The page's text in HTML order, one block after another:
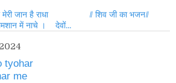
है राधा // शिव जी का भजन//
में नाचे । देवों...
tyohar
me